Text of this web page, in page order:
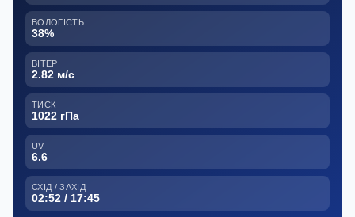
ВОЛОГІСТЬ
38%
ВІТЕР
2.82 м/с
ТИСК
1022 гПа
UV
6.6
СХІД / ЗАХІД
02:52 / 17:45